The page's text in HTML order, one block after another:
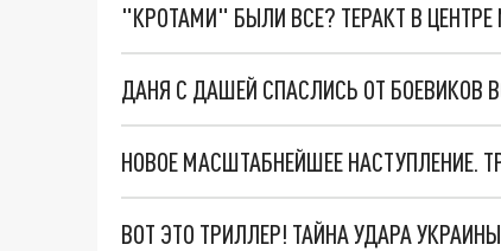
"КРОТАМИ" БЫЛИ ВСЕ? ТЕРАКТ В
ДАНЯ С ДАШЕЙ СПАСЛИСЬ ОТ БОЕВИКОВ
ВОТ ЭТО ТРИЛЛЕР! ТАЙНА УДАРА